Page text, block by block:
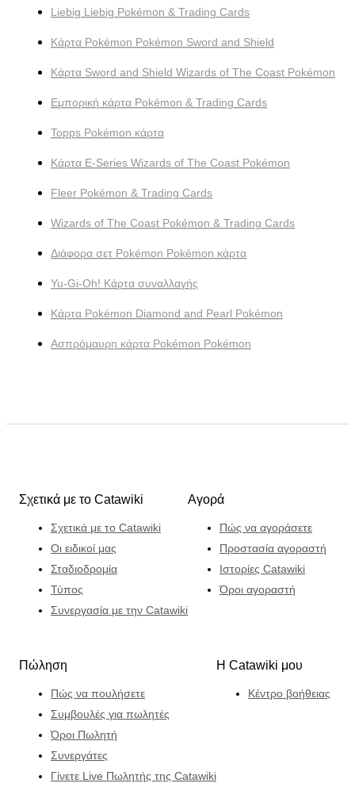
Liebig Liebig Pokémon & Trading Cards
Κάρτα Pokémon Pokémon Sword and Shield
Κάρτα Sword and Shield Wizards of The Coast Pokémon
Εμπορική κάρτα Pokémon & Trading Cards
Topps Pokémon κάρτα
Κάρτα E-Series Wizards of The Coast Pokémon
Fleer Pokémon & Trading Cards
Wizards of The Coast Pokémon & Trading Cards
Διάφορα σετ Pokémon Pokémon κάρτα
Yu-Gi-Oh! Κάρτα συναλλαγής
Κάρτα Pokémon Diamond and Pearl Pokémon
Ασπρόμαυρη κάρτα Pokémon Pokémon
Σχετικά με το Catawiki
Σχετικά με το Catawiki
Οι ειδικοί μας
Σταδιοδρομία
Τύπος
Συνεργασία με την Catawiki
Αγορά
Πώς να αγοράσετε
Προστασία αγοραστή
Ιστορίες Catawiki
Όροι αγοραστή
Πώληση
Πώς να πουλήσετε
Συμβουλές για πωλητές
Όροι Πωλητή
Συνεργάτες
Γίνετε Live Πωλητής της Catawiki
Η Catawiki μου
Κέντρο βοήθειας